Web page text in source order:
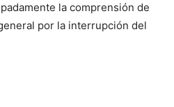
la comprensión de
por la interrupción del